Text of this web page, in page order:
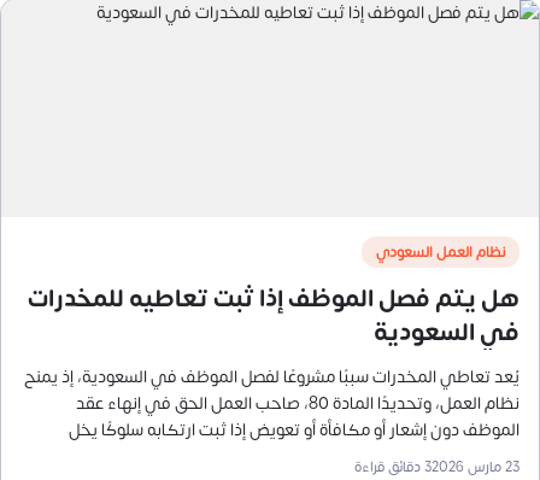
نظام العمل السعودي
هل يتم فصل الموظف إذا ثبت تعاطيه للمخدرات
في السعودية
يُعد تعاطي المخدرات سببًا مشروعًا لفصل الموظف في السعودية، إذ يمنح
نظام العمل، وتحديدًا المادة 80، صاحب العمل الحق في إنهاء عقد
الموظف دون إشعار أو مكافأة أو تعويض إذا ثبت ارتكابه سلوكًا يخل
بالشرف أو الأمانة، وهو ما ينطبق على حالات تعاطي المخدرات.
23 مارس 2026 3دقائق قراءة